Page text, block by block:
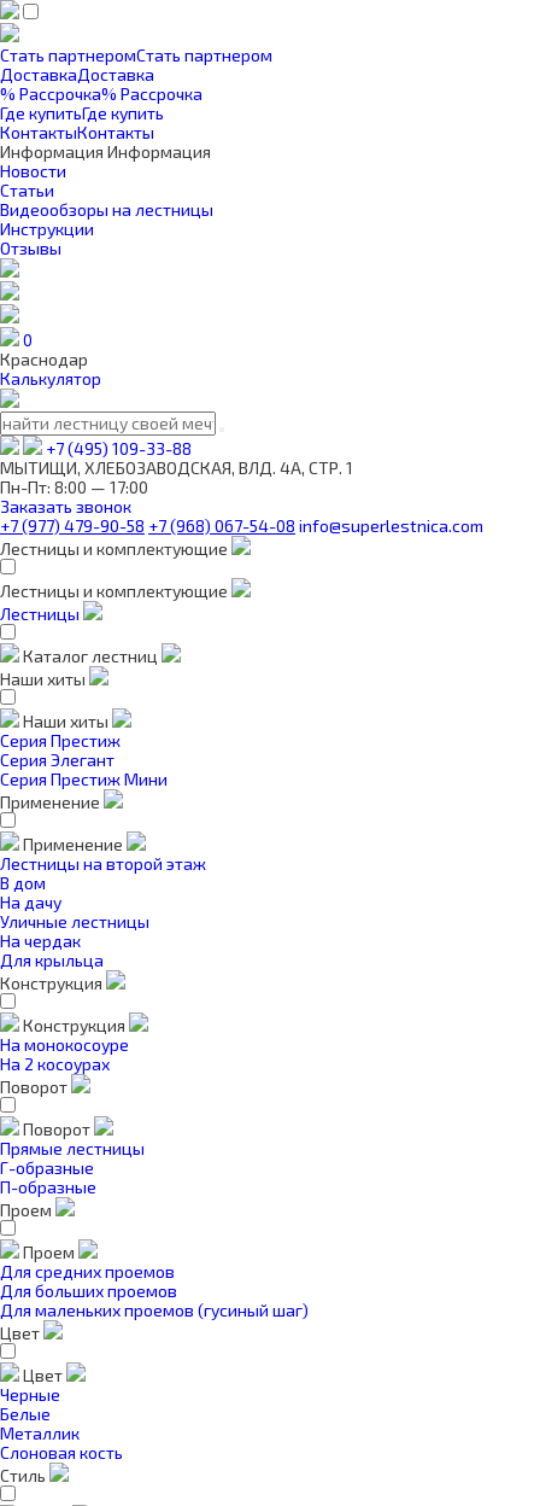
Стать партнеромСтать партнером
ДоставкаДоставка
% Рассрочка% Рассрочка
Где купитьГде купить
КонтактыКонтакты
Информация Информация
Новости
Статьи
Видеообзоры на лестницы
Инструкции
Отзывы
0
Краснодар
Калькулятор
+7 (495) 109-33-88
МЫТИЩИ, ХЛЕБОЗАВОДСКАЯ, ВЛД. 4А, СТР. 1
Пн-Пт: 8:00 — 17:00
Заказать звонок
+7 (977) 479-90-58 +7 (968) 067-54-08 info@superlestnica.com
Лестницы и комплектующие
Лестницы и комплектующие
Лестницы
Каталог лестниц
Наши хиты
Наши хиты
Серия Престиж
Серия Элегант
Серия Престиж Мини
Применение
Применение
Лестницы на второй этаж
В дом
На дачу
Уличные лестницы
На чердак
Для крыльца
Конструкция
Конструкция
На монокосоуре
На 2 косоурах
Поворот
Поворот
Прямые лестницы
Г-образные
П-образные
Проем
Проем
Для средних проемов
Для больших проемов
Для маленьких проемов (гусиный шаг)
Цвет
Цвет
Черные
Белые
Металлик
Слоновая кость
Стиль